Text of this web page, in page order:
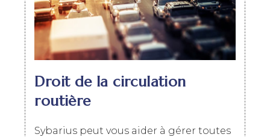
Droit de la circulation
routière
Sybarius peut vous aider à gérer toutes